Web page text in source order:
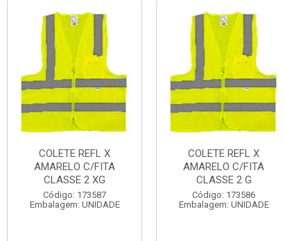
COLETE REFL X
AMARELO C/FITA
CLASSE 2 XG
Código: 173587
Embalagem: UNIDADE
COLETE REFL X
AMARELO C/FITA
CLASSE 2 G
Código: 173586
Embalagem: UNIDADE